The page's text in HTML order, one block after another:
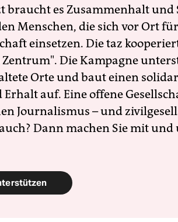
braucht es Zusammenhalt
Menschen, die sich vor Ort
einsetzen. Die taz
Die Kampagne
Orte und baut einen
Erhalt auf. Eine offene
Journalismus – und
Dann machen Sie mit